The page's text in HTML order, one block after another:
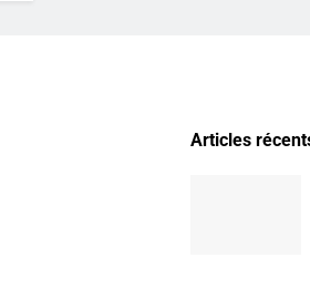
Articles